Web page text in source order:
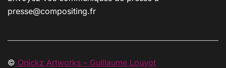
presse@compositing.fr
© Onickz Artworks – Guillaume Louyot